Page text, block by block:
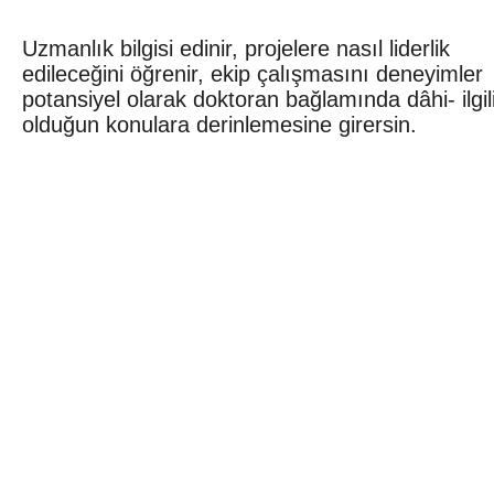
Uzmanlık bilgisi edinir, projelere nasıl liderlik
edileceğini öğrenir, ekip çalışmasını deneyimler
potansiyel olarak doktoran bağlamında dâhi-
olduğun konulara derinlemesine girersin.